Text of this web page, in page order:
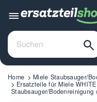
Home
Miele Staubsauger/
Ersatzteile für Miele WHITE
Staubsauger/Bodenreinigung